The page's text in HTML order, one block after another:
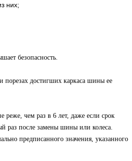
них;
безопасность.
порезах достигших каркаса шины ее
реже, чем раз в 6 лет, даже если срок
раз после замены шины или колеса.
предписанного значения, указанного